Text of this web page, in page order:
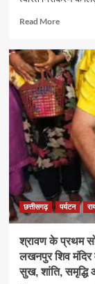
Read MoreRead
पर्यटन
एवं
संस्कृति
मंत्री
श्री
राजेश
अग्रवाल
ने
जनदर्शन
सुनीं
आमजन
की
छत्तीसगढ़ पर्यटन
श्रावण के प्रथम
लखनपुर शिव मंदिर
सुख, शांति, समृद्धि